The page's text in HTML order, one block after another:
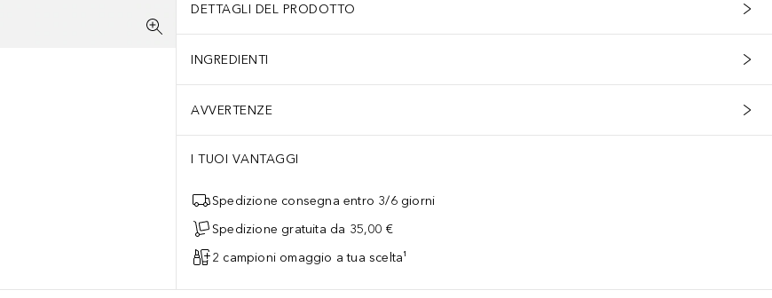
DETTAGLI DEL PRODOTTO
INGREDIENTI
AVVERTENZE
tutto: portafoglio, smartphone e, se necessario, un libro per addolcire l'attesa della vostra ragazza quando è di nuovo
I TUOI VANTAGGI
Spedizione consegna entro 3/6 giorni
Spedizione gratuita da 35,00 €
2 campioni omaggio a tua scelta¹